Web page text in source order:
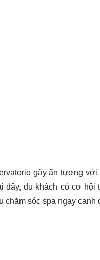
gây ấn tượng
du khách có cơ
sóc spa ngay cạnh